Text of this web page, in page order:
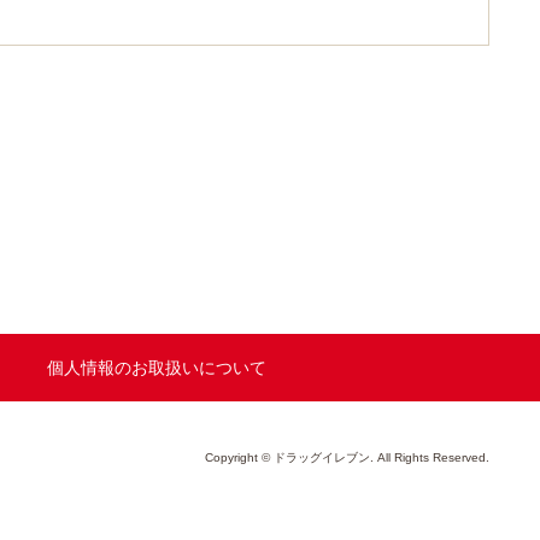
個人情報のお取扱いについて
Copyright © ドラッグイレブン. All Rights Reserved.